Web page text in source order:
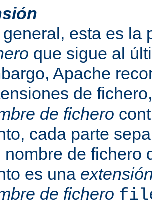
general, esta es la
que sigue al
Apache
de
de fichero
cada parte
nombre de fichero
es una
de fichero